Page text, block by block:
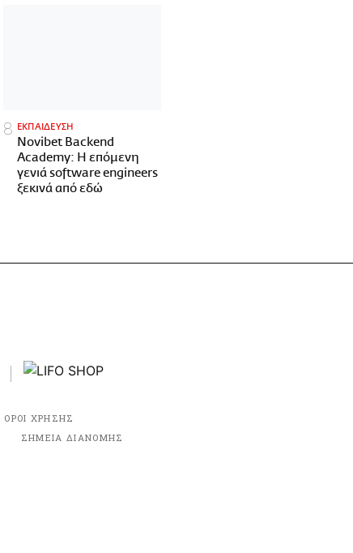
ΕΚΠΑΙΔΕΥΣΗ
Novibet Backend
Academy: Η επόμενη
γενιά software engineers
ξεκινά από εδώ
ΟΡΟΙ ΧΡΗΣΗΣ
ΣΗΜΕΙΑ ΔΙΑΝΟΜΗΣ